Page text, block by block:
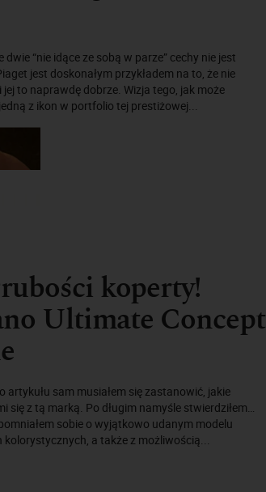
“nie idące ze sobą w parze” cechy nie jest
jest doskonałym przykładem na to, że nie
to naprawdę dobrze. Wizja tego, jak może
z ikon w portfolio tej prestiżowej...
koperty!
Ultimate Concept
sam musiałem się zastanowić, jakie
się z tą marką. Po długim namyśle stwierdziłem…
sobie o wyjątkowo udanym modelu
a także z możliwością...